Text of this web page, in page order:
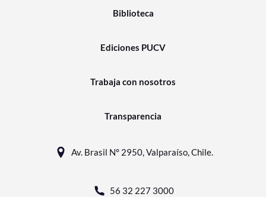
Biblioteca
Ediciones PUCV
Trabaja con nosotros
Transparencia
Av. Brasil N° 2950, Valparaíso, Chile.
56 32 227 3000